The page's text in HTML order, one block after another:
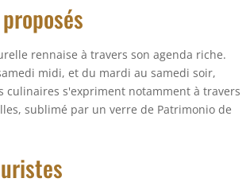
rennaise à travers son agenda riche.
midi, et du mardi au samedi soir,
s'expriment notamment à travers
sublimé par un verre de Patrimonio de